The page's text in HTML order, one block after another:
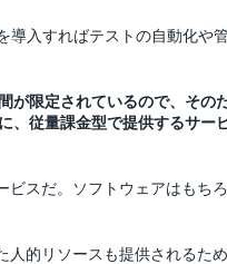
導入すればテストの自動化や
が限定されているので、その
、従量課金型で提供するサー
スだ。ソフトウェアはもち
的リソースも提供されるた